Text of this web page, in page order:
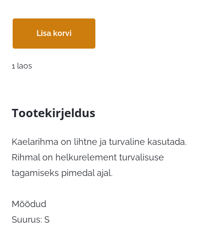
Lisa korvi
1 laos
Tootekirjeldus
Kaelarihma on lihtne ja turvaline kasutada.
Rihmal on helkurelement turvalisuse
tagamiseks pimedal ajal.
Mõõdud
Suurus: S